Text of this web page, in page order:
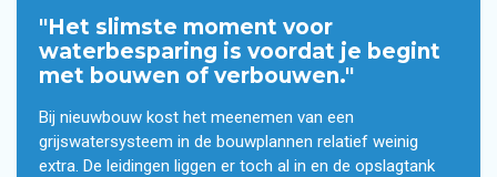
"Het slimste moment voor
waterbesparing is voordat je begint
met bouwen of verbouwen."
Bij nieuwbouw kost het meenemen van een
grijswatersysteem in de bouwplannen relatief weinig
extra. De leidingen liggen er toch al in en de opslagtank